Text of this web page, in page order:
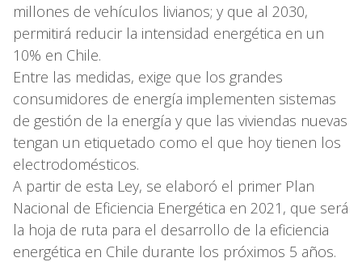
millones de vehículos livianos; y que al 2030,
permitirá reducir la intensidad energética en un
10% en Chile.
Entre las medidas, exige que los grandes
consumidores de energía implementen sistemas
de gestión de la energía y que las viviendas nuevas
tengan un etiquetado como el que hoy tienen los
electrodomésticos.
A partir de esta Ley, se elaboró el primer Plan
Nacional de Eficiencia Energética en 2021, que será
la hoja de ruta para el desarrollo de la eficiencia
energética en Chile durante los próximos 5 años.